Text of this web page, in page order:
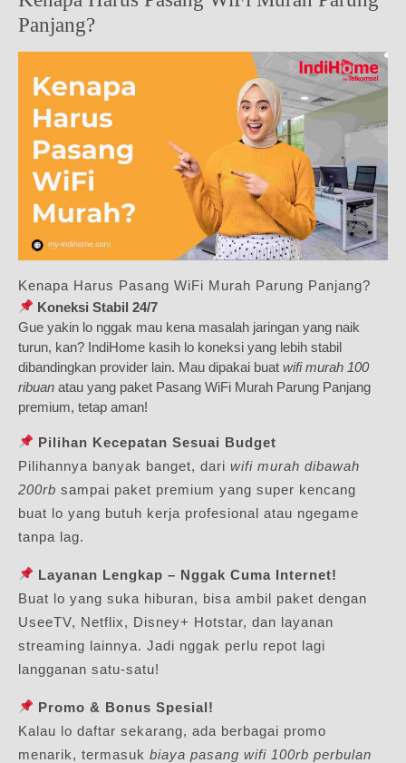
Panjang?
Kenapa Harus Pasang WiFi Murah Parung Panjang?
Koneksi Stabil 24/7
Gue yakin lo nggak mau kena masalah jaringan yang naik
turun, kan? IndiHome kasih lo koneksi yang lebih stabil
dibandingkan provider lain. Mau dipakai buat wifi murah 100
ribuan atau yang paket Pasang WiFi Murah Parung Panjang
premium, tetap aman!
Pilihan Kecepatan Sesuai Budget
Pilihannya banyak banget, dari wifi murah dibawah
200rb sampai paket premium yang super kencang
buat lo yang butuh kerja profesional atau ngegame
tanpa lag.
Layanan Lengkap – Nggak Cuma Internet!
Buat lo yang suka hiburan, bisa ambil paket dengan
UseeTV, Netflix, Disney+ Hotstar, dan layanan
streaming lainnya. Jadi nggak perlu repot lagi
langganan satu-satu!
Promo & Bonus Spesial!
Kalau lo daftar sekarang, ada berbagai promo
menarik, termasuk biaya pasang wifi 100rb perbulan